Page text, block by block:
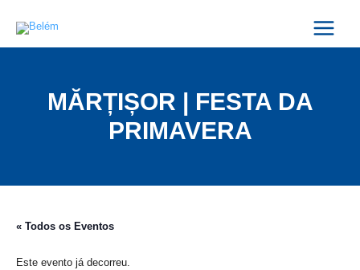
MĂRȚIȘOR | FESTA DA
PRIMAVERA
« Todos os Eventos
Este evento já decorreu.